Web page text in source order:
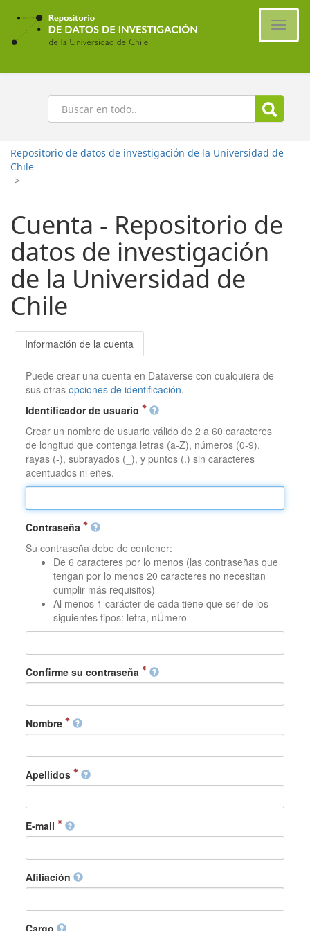
Ir
contenido
principal
Buscar
Repositorio de datos de investigación de la Universidad de
Chile
>
Cuenta - Repositorio de
datos de investigación
de la Universidad de
Chile
Información de la cuenta
Puede crear una cuenta en Dataverse con cualquiera de
sus otrasopciones de identificación.
Identificador de usuario
Crear un nombre de usuario válido de 2 a 60 caracteres
de longitud que contenga letras (a-Z), números (0-9),
rayas (-), subrayados (_), y puntos (.) sin caracteres
acentuados ni eñes.
Contraseña
Su contraseña debe de contener:
De 6 caracteres por lo menos (las contraseñas que
tengan por lo menos 20 caracteres no necesitan
cumplir más requisitos)
Al menos 1 carácter de cada tiene que ser de los
siguientes tipos: letra, nÚmero
Confirme su contraseña
Nombre
Apellidos
E-mail
Afiliación
Cargo